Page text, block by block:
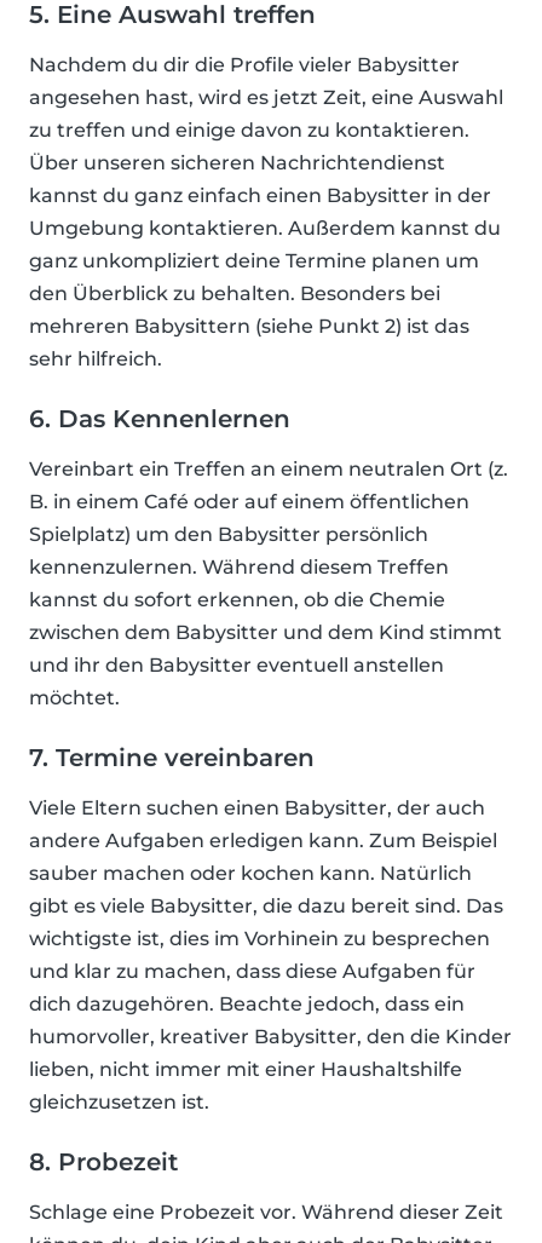
5. Eine Auswahl treffen
Nachdem du dir die Profile vieler Babysitter
angesehen hast, wird es jetzt Zeit, eine Auswahl
zu treffen und einige davon zu kontaktieren.
Über unseren sicheren Nachrichtendienst
kannst du ganz einfach einen Babysitter in der
Umgebung kontaktieren. Außerdem kannst du
ganz unkompliziert deine Termine planen um
den Überblick zu behalten. Besonders bei
mehreren Babysittern (siehe Punkt 2) ist das
sehr hilfreich.
6. Das Kennenlernen
Vereinbart ein Treffen an einem neutralen Ort (z.
B. in einem Café oder auf einem öffentlichen
Spielplatz) um den Babysitter persönlich
kennenzulernen. Während diesem Treffen
kannst du sofort erkennen, ob die Chemie
zwischen dem Babysitter und dem Kind stimmt
und ihr den Babysitter eventuell anstellen
möchtet.
7. Termine vereinbaren
Viele Eltern suchen einen Babysitter, der auch
andere Aufgaben erledigen kann. Zum Beispiel
sauber machen oder kochen kann. Natürlich
gibt es viele Babysitter, die dazu bereit sind. Das
wichtigste ist, dies im Vorhinein zu besprechen
und klar zu machen, dass diese Aufgaben für
dich dazugehören. Beachte jedoch, dass ein
humorvoller, kreativer Babysitter, den die Kinder
lieben, nicht immer mit einer Haushaltshilfe
gleichzusetzen ist.
8. Probezeit
Schlage eine Probezeit vor. Während dieser Zeit